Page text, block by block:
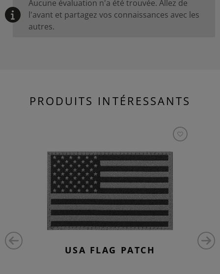
Aucune évaluation n'a été trouvée. Allez de
l'avant et partagez vos connaissances avec les
autres.
PRODUITS INTÉRESSANTS
USA FLAG PATCH